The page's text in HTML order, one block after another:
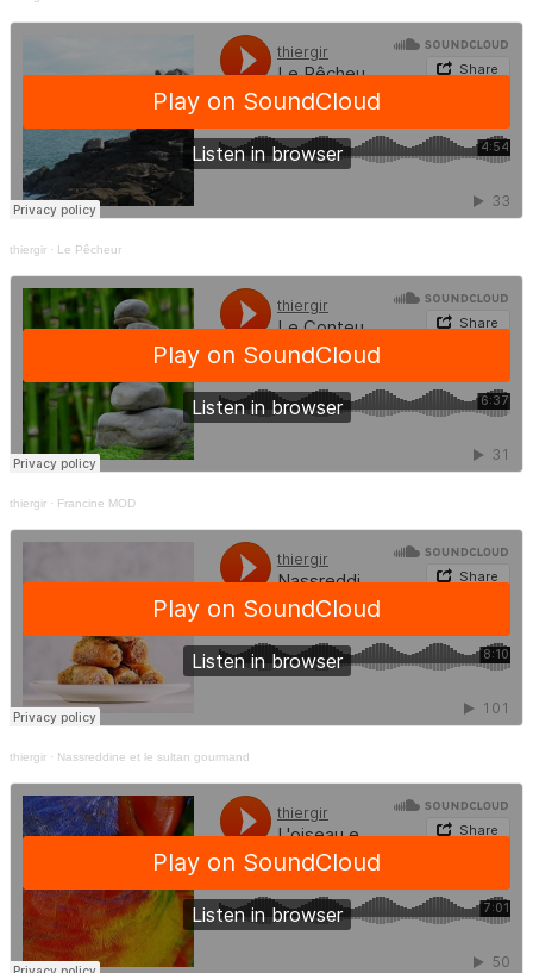
thiergir · Le Pêcheur
thiergir · Francine MOD
thiergir · Nassreddine et le sultan gourmand